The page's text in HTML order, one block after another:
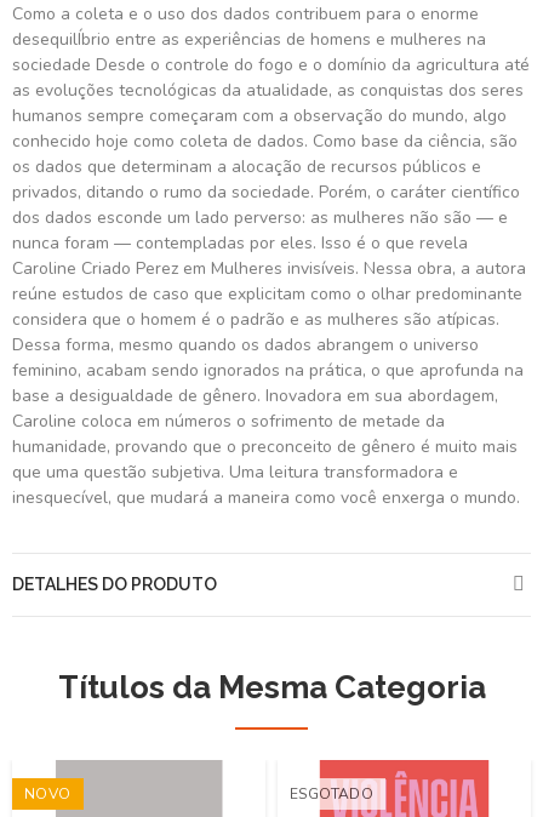
Como a coleta e o uso dos dados contribuem para o enorme
desequilÍbrio entre as experiências de homens e mulheres na
sociedade Desde o controle do fogo e o domínio da agricultura até
as evoluções tecnológicas da atualidade, as conquistas dos seres
humanos sempre começaram com a observação do mundo, algo
conhecido hoje como coleta de dados. Como base da ciência, são
os dados que determinam a alocação de recursos públicos e
privados, ditando o rumo da sociedade. Porém, o caráter científico
dos dados esconde um lado perverso: as mulheres não são — e
nunca foram — contempladas por eles. Isso é o que revela
Caroline Criado Perez em Mulheres invisíveis. Nessa obra, a autora
reúne estudos de caso que explicitam como o olhar predominante
considera que o homem é o padrão e as mulheres são atípicas.
Dessa forma, mesmo quando os dados abrangem o universo
feminino, acabam sendo ignorados na prática, o que aprofunda na
base a desigualdade de gênero. Inovadora em sua abordagem,
Caroline coloca em números o sofrimento de metade da
humanidade, provando que o preconceito de gênero é muito mais
que uma questão subjetiva. Uma leitura transformadora e
inesquecível, que mudará a maneira como você enxerga o mundo.
DETALHES DO PRODUTO
Títulos da Mesma Categoria
NOVO ESGOTADO